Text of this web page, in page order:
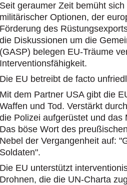
Seit geraumer Zeit bemüht
militärischer Optionen, der
Förderung des
die Diskussionen um die
(GASP) belegen EU-Träume
Interventionsfähigkeit.
Die EU betreibt de facto
Mit dem Partner USA gibt die
Waffen und Tod. Verstärkt
die Polizei aufgerüstet und
Das böse Wort des
Nebel der Vergangenheit auf:
Soldaten".
Die EU unterstützt
Drohnen, die die UN-Charta